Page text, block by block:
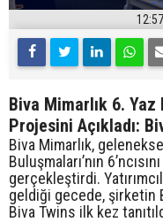
12:57
Biva Mimarlık 6. Yaz
Projesini Açıkladı:
Biva Mimarlık,
Buluşmaları’nın
gerçekleştirdi.
geldiği gecede, şirketin
Biva Twins ilk kez